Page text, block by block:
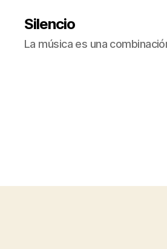
Silencio
La música es una